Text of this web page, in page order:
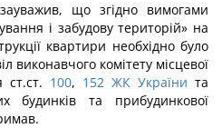
що згідно вимогами
і забудову територій» на
квартири необхідно було
виконавчого комітету місцевої
100, 152 ЖК України та
будинків та прибудинкової